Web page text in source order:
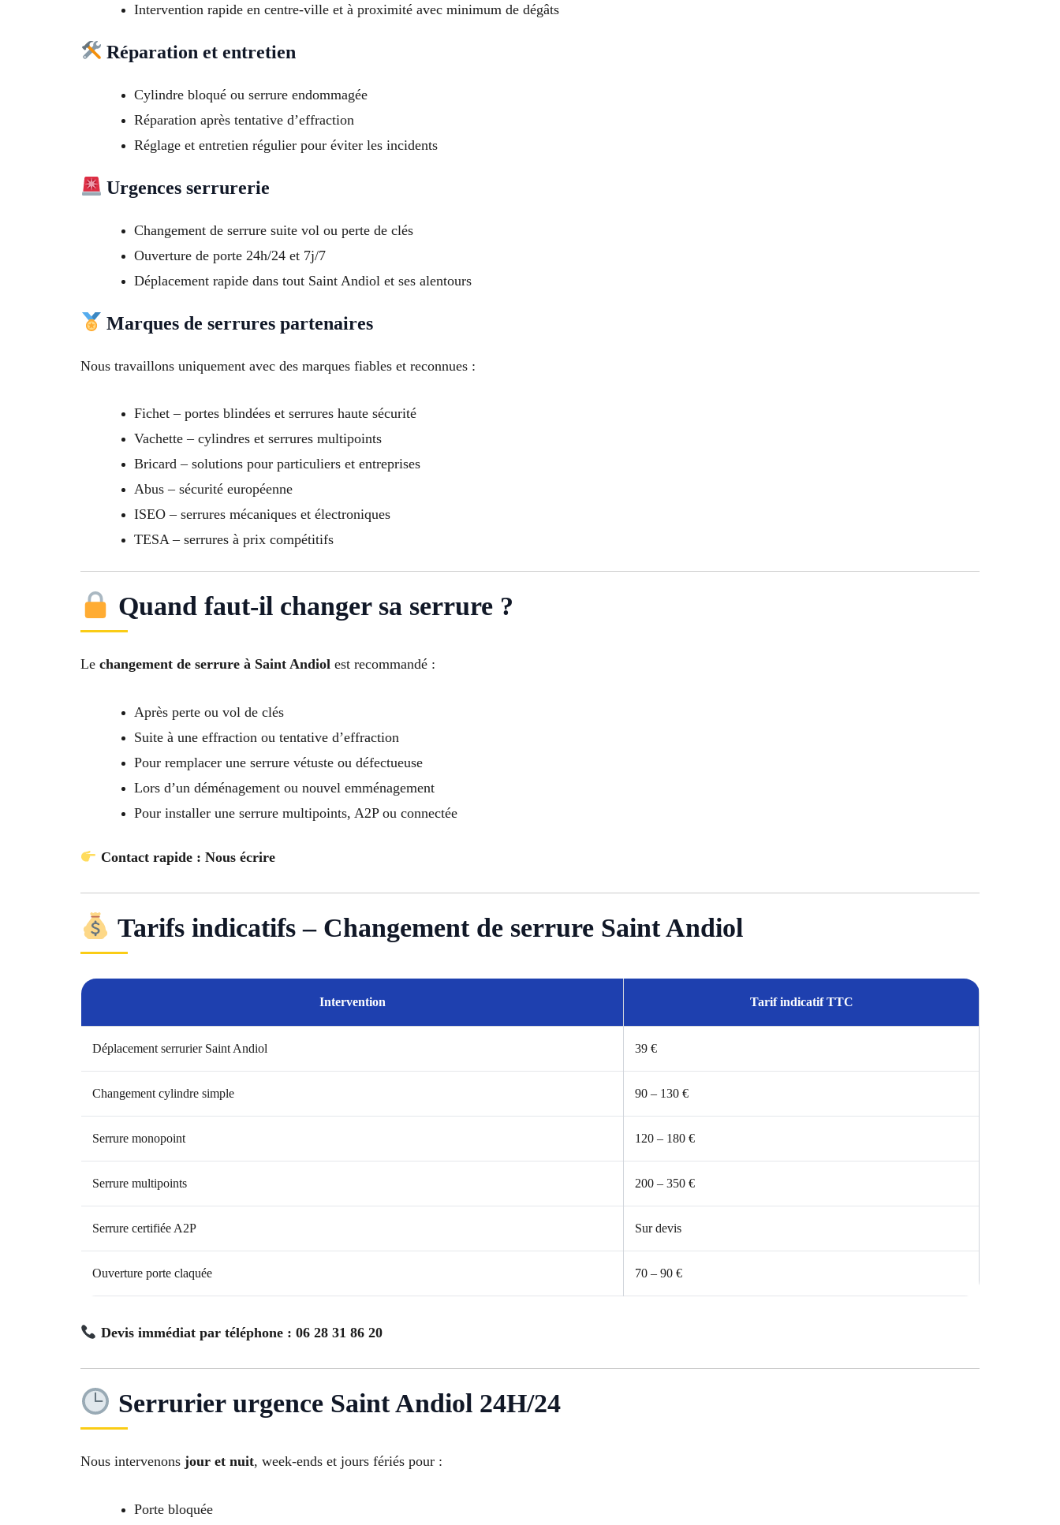
Intervention rapide en centre-ville et à proximité avec minimum de dégâts
Réparation et entretien
Cylindre bloqué ou serrure endommagée
Réparation après tentative d’effraction
Réglage et entretien régulier pour éviter les incidents
Urgences serrurerie
Changement de serrure suite vol ou perte de clés
Ouverture de porte 24h/24 et 7j/7
Déplacement rapide dans tout Saint Andiol et ses alentours
Marques de serrures partenaires
Nous travaillons uniquement avec des marques fiables et reconnues :
Fichet – portes blindées et serrures haute sécurité
Vachette – cylindres et serrures multipoints
Bricard – solutions pour particuliers et entreprises
Abus – sécurité européenne
ISEO – serrures mécaniques et électroniques
TESA – serrures à prix compétitifs
Quand faut-il changer sa serrure ?
Le changement de serrure à Saint Andiol est recommandé :
Après perte ou vol de clés
Suite à une effraction ou tentative d’effraction
Pour remplacer une serrure vétuste ou défectueuse
Lors d’un déménagement ou nouvel emménagement
Pour installer une serrure multipoints, A2P ou connectée
Contact rapide : Nous écrire
Tarifs indicatifs – Changement de serrure Saint Andiol
Intervention Tarif indicatif TTC
Déplacement serrurier Saint Andiol 39 €
Changement cylindre simple 90 – 130 €
Serrure monopoint 120 – 180 €
Serrure multipoints 200 – 350 €
Serrure certifiée A2P Sur devis
Ouverture porte claquée 70 – 90 €
Devis immédiat par téléphone : 06 28 31 86 20
Serrurier urgence Saint Andiol 24H/24
Nous intervenons jour et nuit, week-ends et jours fériés pour :
Porte bloquée